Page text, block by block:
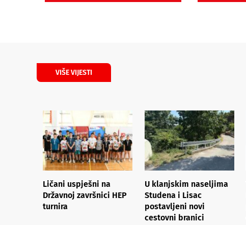
VIŠE VIJESTI
Ličani uspješni na
Državnoj završnici HEP
turnira
U klanjskim naseljima
Studena i Lisac
postavljeni novi
cestovni branici